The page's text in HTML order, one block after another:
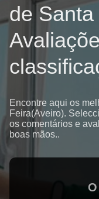
de
Encontre aqui os
Feira(Aveiro).
os comentários e
boas mãos..